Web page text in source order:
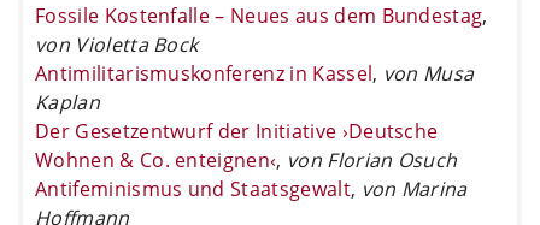
Fossile Kostenfalle – Neues aus dem Bundestag,
von Violetta Bock
Antimilitarismuskonferenz in Kassel, von Musa
Kaplan
Der Gesetzentwurf der Initiative ›Deutsche
Wohnen & Co. enteignen‹, von Florian Osuch
Antifeminismus und Staatsgewalt, von Marina
Hoffmann